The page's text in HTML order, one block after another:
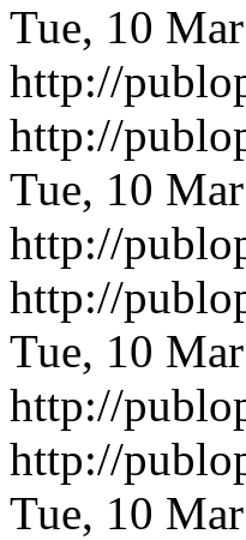
Tue, 10
http://
http://
Tue, 10
http://
http://
Tue, 10
http://
http://
Tue, 10